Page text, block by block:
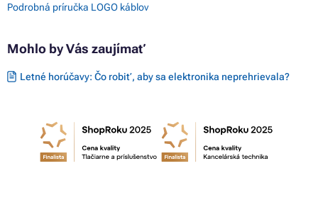
Podrobná príručka LOGO káblov
Mohlo by Vás zaujímať
Letné horúčavy: Čo robiť, aby sa elektronika neprehrievala?